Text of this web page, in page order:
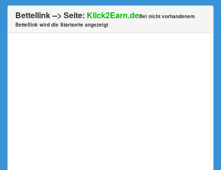
Bettellink --> Seite: Klick2Earn.deBei nicht vorhandenem
Bettellink wird die Startseite angezeigt